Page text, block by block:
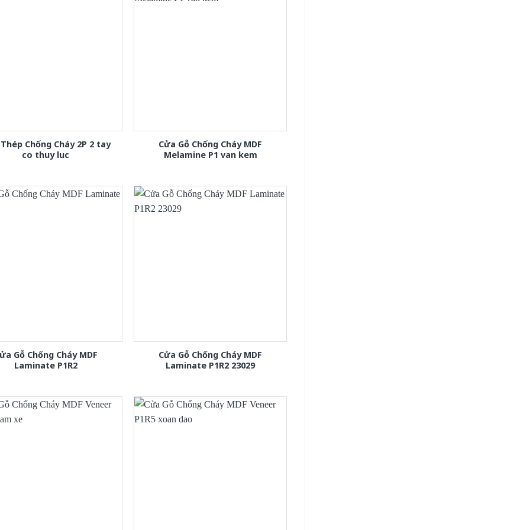
Chống Cháy 2P 2 tay
co thuy luc
Cửa Gỗ Chống Cháy MDF
Melamine P1 van kem
Gỗ Chống Cháy MDF
Laminate P1R2
Cửa Gỗ Chống Cháy MDF
Laminate P1R2 23029